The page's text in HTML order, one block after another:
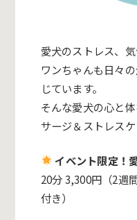
愛犬のストレス、
ワンちゃんも日々
じています。
そんな愛犬の心と
サージ＆ストレス
イベント限定！
20分 3,300円（2週
付き）